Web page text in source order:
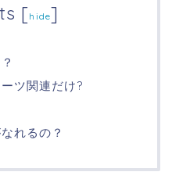
[hide]
ツ関連だけ?
れるの？